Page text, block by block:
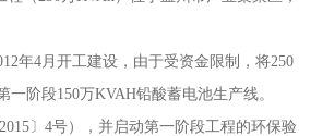
年4月开工建设，由于受资金限制，将250
阶段150万KVAH铅酸蓄电池生产线。
〕4号），并启动第一阶段工程的环保验